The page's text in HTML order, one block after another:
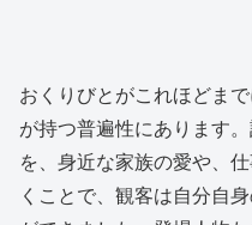
おくりびとがこれほどま
が持つ普遍性にあります
を、身近な家族の愛や、
くことで、観客は自分自